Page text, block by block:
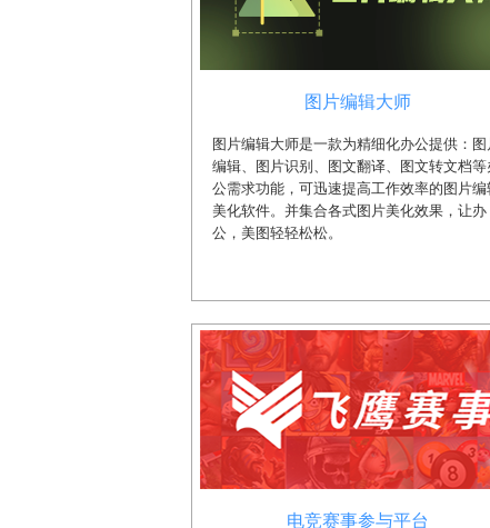
图片编辑大师
图片编辑大师是一款为精细化办公提供：图
编辑、图片识别、图文翻译、图文转文档等
公需求功能，可迅速提高工作效率的图片编
美化软件。并集合各式图片美化效果，让办
公，美图轻轻松松。
电竞赛事参与平台